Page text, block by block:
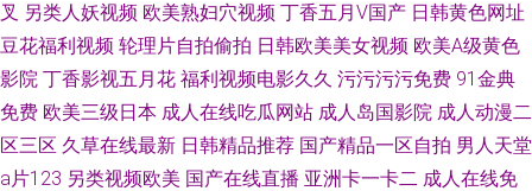
叉 另类人妖视频 欧美熟妇穴视频 丁香五月V国产 日韩黄色网址
豆花福利视频 轮理片自拍偷拍 日韩欧美美女视频 欧美A级黄色
影院 丁香影视五月花 福利视频电影久久 污污污污免费 91金典
免费 欧美三级日本 成人在线吃瓜网站 成人岛国影院 成人动漫二
区三区 久草在线最新 日韩精品推荐 国产精品一区自拍 男人天堂
a片123 另类视频欧美 国产在线直播 亚洲卡一卡二 成人在线免